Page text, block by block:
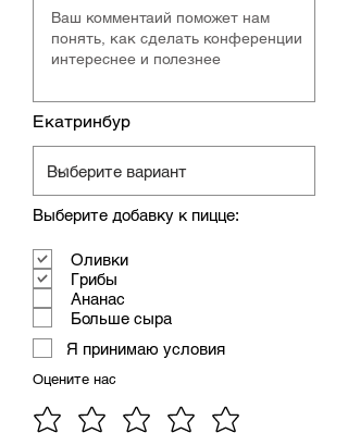
Екатринбур
Выберите добавку к пицце:
Оливки
Грибы
Ананас
Больше сыра
Я принимаю условия
Оцените нас